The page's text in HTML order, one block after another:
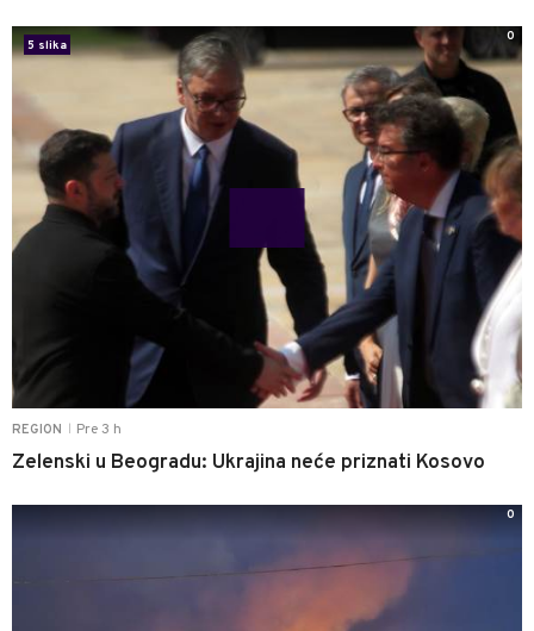
REGION Pre 3 h
Zelenski u Beogradu: Ukrajina neće priznati Kosovo
5 slika
0
0